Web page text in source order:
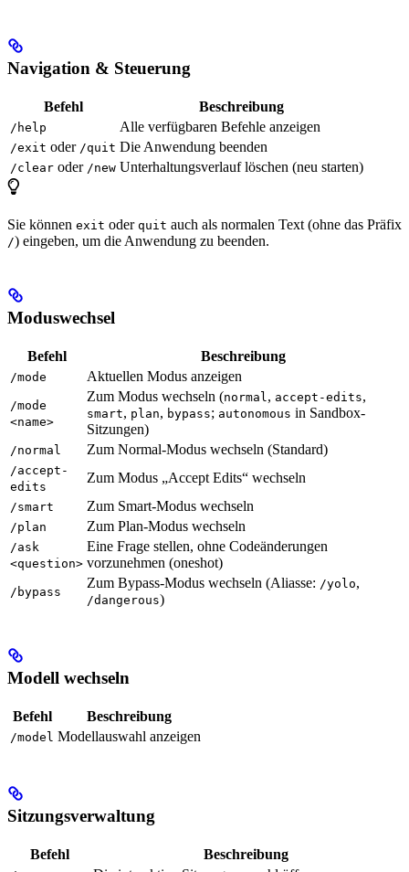
Navigation & Steuerung
Befehl Beschreibung
/help Alle verfügbaren Befehle anzeigen
/exit oder /quit Die Anwendung beenden
/clear oder /new Unterhaltungsverlauf löschen (neu starten)
Sie können exit oder quit auch als normalen Text (ohne das Präfix
/) eingeben, um die Anwendung zu beenden.
Moduswechsel
Befehl Beschreibung
/mode Aktuellen Modus anzeigen
/mode
<name>
Zum Modus wechseln (normal , accept-edits,
smart, plan, bypass; autonomous in Sandbox-
Sitzungen)
/normal Zum Normal-Modus wechseln (Standard)
/accept-
edits
Zum Modus „Accept Edits“ wechseln
/smart Zum Smart-Modus wechseln
/plan Zum Plan-Modus wechseln
/ask
<question>
Eine Frage stellen, ohne Codeänderungen
vorzunehmen (oneshot)
/bypass
Zum Bypass-Modus wechseln (Aliasse: /yolo,
/dangerous)
Modell wechseln
Befehl Beschreibung
/model Modellauswahl anzeigen
Sitzungsverwaltung
Befehl Beschreibung